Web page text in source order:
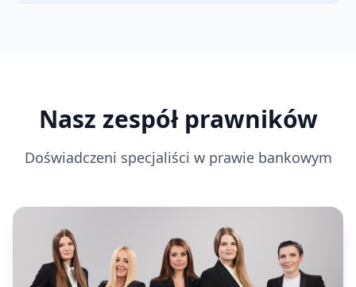
Nasz zespół prawników
Doświadczeni specjaliści w prawie bankowym